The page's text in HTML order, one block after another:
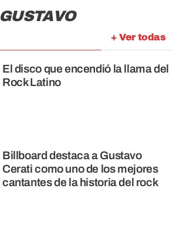
+ Ver todas
GUSTAVO
El disco que encendió la llama del
Rock Latino
Billboard destaca a Gustavo
Cerati como uno de los mejores
cantantes de la historia del rock